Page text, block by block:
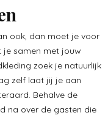
ook, dan moet je voor
je samen met jouw
zoek je natuurlijk
zelf laat jij je aan
Behalve de
na over de gasten die